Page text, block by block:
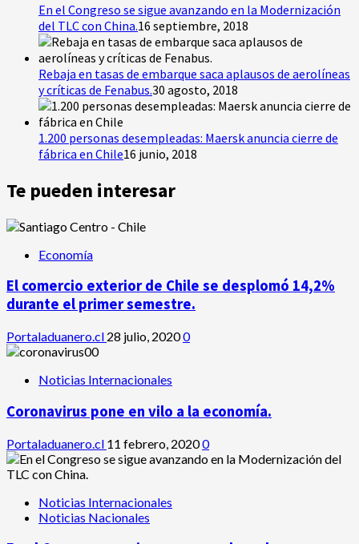
En el Congreso se sigue avanzando en la Modernización
del TLC con China.16 septiembre, 2018
Rebaja en tasas de embarque saca aplausos de aerolíneas
y críticas de Fenabus.30 agosto, 2018
1.200 personas desempleadas: Maersk anuncia cierre de
fábrica en Chile16 junio, 2018
Te pueden interesar
Economía
El comercio exterior de Chile se desplomó 14,2%
durante el primer semestre.
Portaladuanero.cl 28 julio, 20200
Noticias Internacionales
Coronavirus pone en vilo a la economía.
Portaladuanero.cl 11 febrero, 20200
Noticias Internacionales
Noticias Nacionales